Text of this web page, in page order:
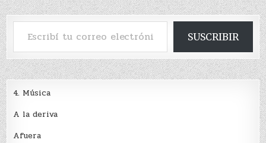
Escribí tu correo electrónico…
SUSCRIBIR
4. Música
A la deriva
Afuera